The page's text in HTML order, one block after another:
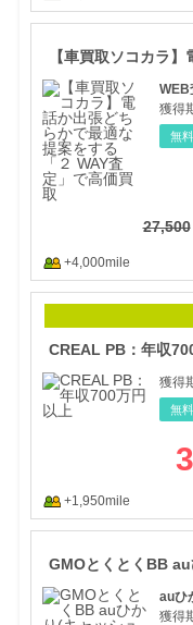
WEB
獲得
無料
27,500
+4,000mile
CREAL PB：年収
獲得
無料
+1,950mile
GMOとくとくBB
auひ
獲得